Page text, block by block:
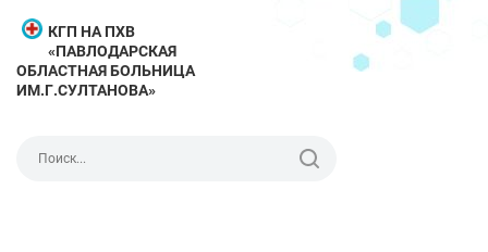
КГП НА ПХВ
«ПАВЛОДАРСКАЯ
ОБЛАСТНАЯ БОЛЬНИЦА
ИМ.Г.СУЛТАНОВА»